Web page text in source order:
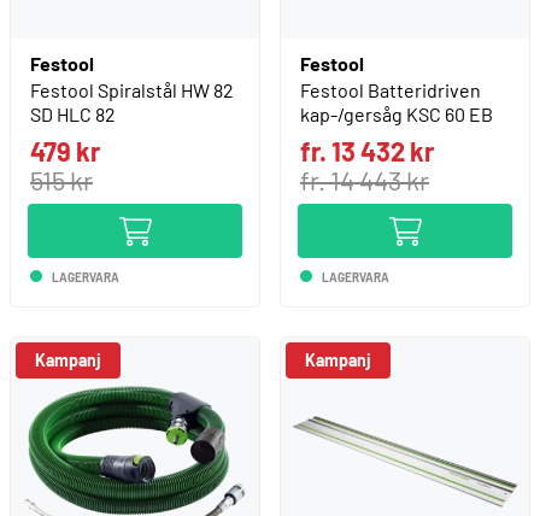
Festool
Festool Spiralstål HW 82
SD HLC 82
479 kr
515 kr
LAGERVARA
Festool
Festool Batteridriven
kap-/gersåg KSC 60 EB
fr. 13 432 kr
fr. 14 443 kr
LAGERVARA
Kampanj Kampanj